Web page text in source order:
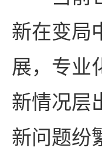
新在变局
展，专业
新情况层
新问题纷